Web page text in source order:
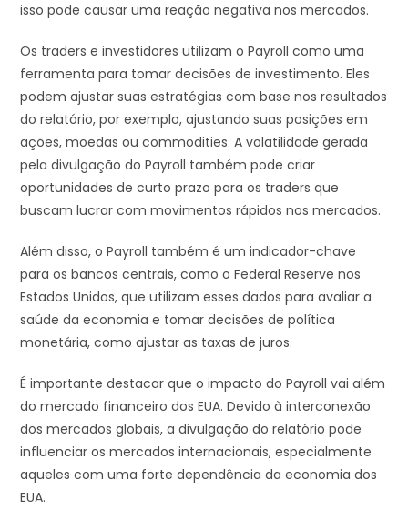
isso pode causar uma reação negativa nos mercados.
Os traders e investidores utilizam o Payroll como uma
ferramenta para tomar decisões de investimento. Eles
podem ajustar suas estratégias com base nos resultados
do relatório, por exemplo, ajustando suas posições em
ações, moedas ou commodities. A volatilidade gerada
pela divulgação do Payroll também pode criar
oportunidades de curto prazo para os traders que
buscam lucrar com movimentos rápidos nos mercados.
Além disso, o Payroll também é um indicador-chave
para os bancos centrais, como o Federal Reserve nos
Estados Unidos, que utilizam esses dados para avaliar a
saúde da economia e tomar decisões de política
monetária, como ajustar as taxas de juros.
É importante destacar que o impacto do Payroll vai além
do mercado financeiro dos EUA. Devido à interconexão
dos mercados globais, a divulgação do relatório pode
influenciar os mercados internacionais, especialmente
aqueles com uma forte dependência da economia dos
EUA.